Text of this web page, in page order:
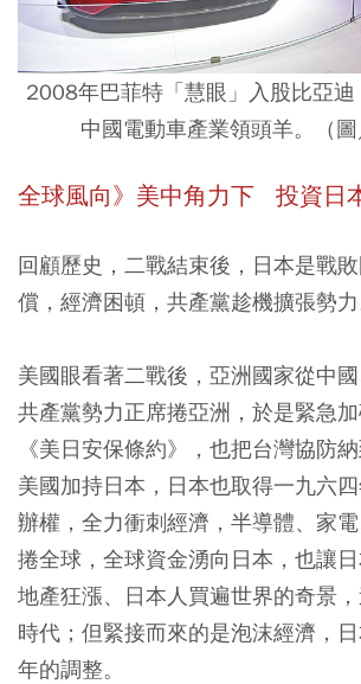
2008年巴菲特「慧眼」入股比亞
中國電動車產業領頭羊。（圖
全球風向》美中角力下 投資日
回顧歷史，二戰結束後，日本是戰
償，經濟困頓，共產黨趁機擴張勢力
美國眼看著二戰後，亞洲國家從中國
共產黨勢力正席捲亞洲，於是緊急
《美日安保條約》，也把台灣協防
美國加持日本，日本也取得一九六
辦權，全力衝刺經濟，半導體、家
捲全球，全球資金湧向日本，也讓
地產狂漲、日本人買遍世界的奇景
時代；但緊接而來的是泡沫經濟，
年的調整。